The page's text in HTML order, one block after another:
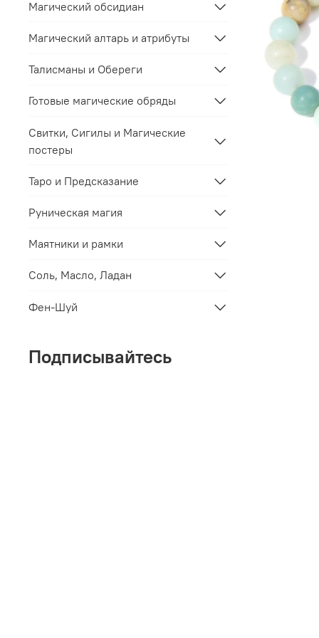
Магический обсидиан
Магический алтарь и атрибуты
Талисманы и Обереги
Готовые магические обряды
Свитки, Сигилы и Магические
постеры
Таро и Предсказание
Руническая магия
Маятники и рамки
Соль, Масло, Ладан
Фен-Шуй
Подписывайтесь